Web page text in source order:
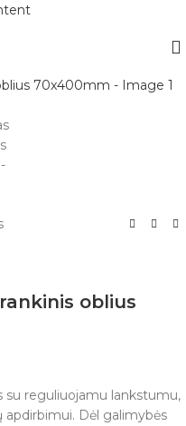
oblius
su reguliuojamu lankstumu,
Dėl galimybės